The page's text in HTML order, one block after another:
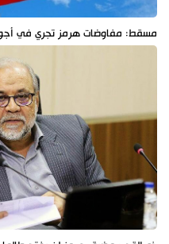
مسقط: مفاوضات هرمز تجري في